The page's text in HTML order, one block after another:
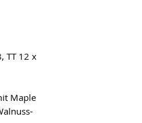
TT 12 x
Maple